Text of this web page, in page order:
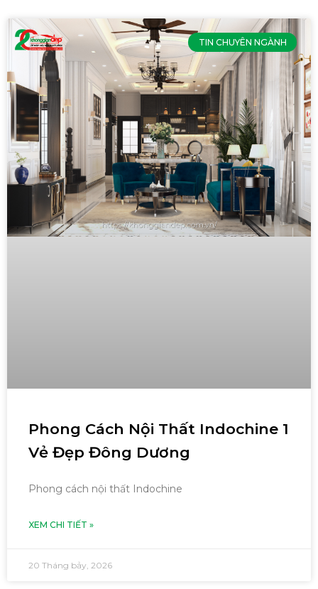
TIN CHUYÊN NGÀNH
Phong Cách Nội Thất Indochine 1
Vẻ Đẹp Đông Dương
Phong cách nội thất Indochine
XEM CHI TIẾT »
20 Tháng bảy, 2026